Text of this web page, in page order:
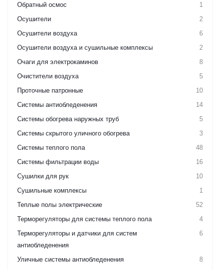
Обратный осмос
1
Осушители
2
Осушители воздуха
6
Осушители воздуха и сушильные комплексы
2
Очаги для электрокаминов
8
Очистители воздуха
5
Проточные патронные
10
Системы антиобледенения
14
Системы обогрева наружных труб
5
Системы скрытого уличного обогрева
3
Системы теплого пола
48
Системы фильтрации воды
16
Сушилки для рук
10
Сушильные комплексы
1
Теплые полы электрические
52
Терморегуляторы для системы теплого пола
4
Терморегуляторы и датчики для систем
антиобледенения
6
Уличные системы антиобледенения
8